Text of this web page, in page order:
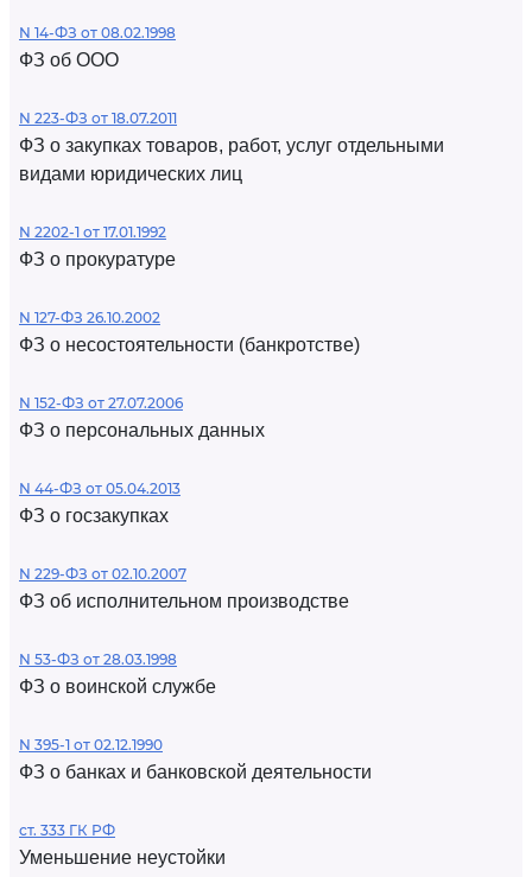
N 14-ФЗ от 08.02.1998
ФЗ об ООО
N 223-ФЗ от 18.07.2011
ФЗ о закупках товаров, работ, услуг отдельными
видами юридических лиц
N 2202-1 от 17.01.1992
ФЗ о прокуратуре
N 127-ФЗ 26.10.2002
ФЗ о несостоятельности (банкротстве)
N 152-ФЗ от 27.07.2006
ФЗ о персональных данных
N 44-ФЗ от 05.04.2013
ФЗ о госзакупках
N 229-ФЗ от 02.10.2007
ФЗ об исполнительном производстве
N 53-ФЗ от 28.03.1998
ФЗ о воинской службе
N 395-1 от 02.12.1990
ФЗ о банках и банковской деятельности
ст. 333 ГК РФ
Уменьшение неустойки